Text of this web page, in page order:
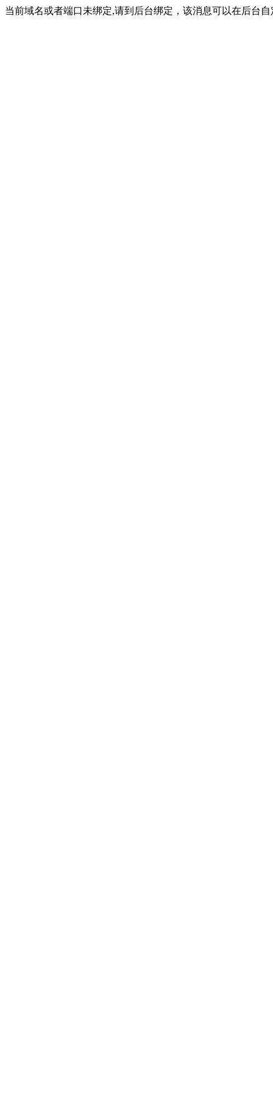
当前域名或者端口未绑定,请到后台绑定，该消息可以在后台自